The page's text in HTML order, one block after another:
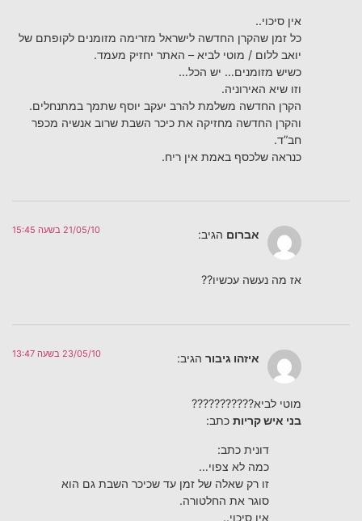
אין סיכוי..
כל זמן שהקרן החדשה לישראל מזרימה מזומנים לקופתם של
יואב ללום / מוטי לביא – האתר יחזיק מעמד.
כשיש מזומנים… יש הכל…
וזו שיא האירוניה.
הקרן החדשה משלמת להרב יעקב יוסף שתמך במתנחלים.
והקרן החדשה מחזיקה את כיכר השבת שרוב אנשיה מכפר
חב”ד.
כנראה שלכסף באמת אין ריח.
אברום הגיב: 21/05/10 בשעה 15:45
אז מה נעשה עכשיו??
איזהו גיבור הגיב: 23/05/10 בשעה 13:47
מוטי לביא???????????
בני איש קריות כתב:
דונית כתב:
כמה לא צפוי…
זו רק שאלה של זמן עד שכיכר השבת גם הוא
סוגר את החלטורה.
אין סיכוי..